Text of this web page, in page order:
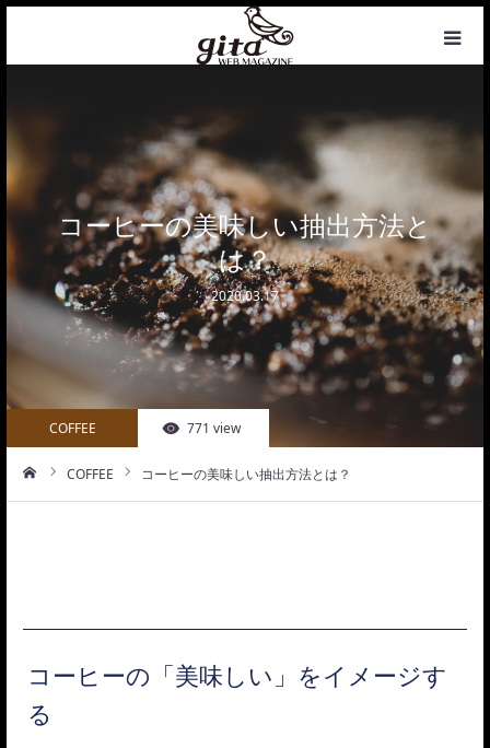
コーヒーの美味しい抽出方法と
は？
2020.03.17
COFFEE 771 view
COFFEE コーヒーの美味しい抽出方法とは？
コーヒーの「美味しい」をイメージす
る
WEB MAGAZINE
COFFEE
PHOTO&DESIGN
PROFILE
CONTACT